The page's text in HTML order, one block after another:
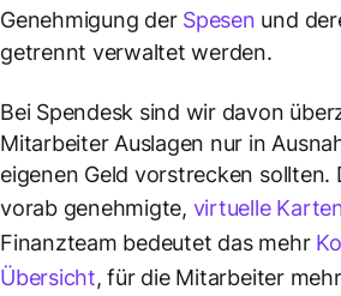
Genehmigung der Spesen und
getrennt verwaltet werden.
Bei Spendesk sind wir davon
Mitarbeiter Auslagen nur in
eigenen Geld vorstrecken sollten.
vorab genehmigte, virtuelle
Finanzteam bedeutet das mehr
Übersicht, für die Mitarbeiter